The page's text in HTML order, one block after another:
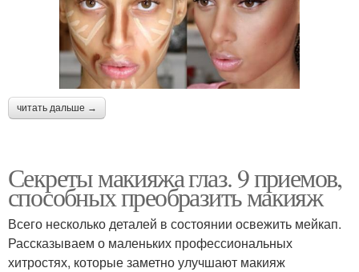
читать дальше →
Секреты макияжа глаз. 9 приемов,
способных преобразить макияж
Всего несколько деталей в состоянии освежить мейкап.
Рассказываем о маленьких профессиональных
хитростях, которые заметно улучшают макияж